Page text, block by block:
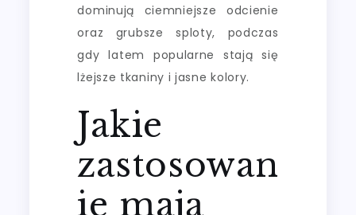
dominują ciemniejsze odcienie
oraz grubsze sploty, podczas
gdy latem popularne stają się
lżejsze tkaniny i jasne kolory.
Jakie
zastosowan
ie mają